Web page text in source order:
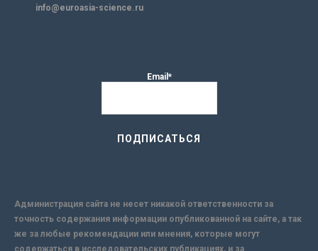
info@euroasia-science.ru
Email*
Администрация сайта не несет никакой ответственности за
точность содержания информации опубликованной на сайте, а так
же за любые рекомендации или мнения, которые могут
содержаться в исследовательских публикациях, и за